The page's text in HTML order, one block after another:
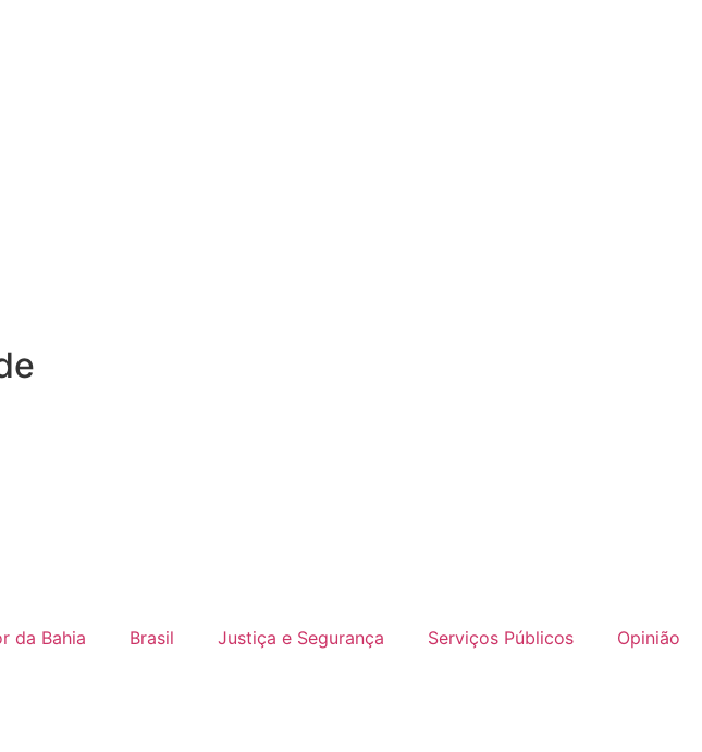
da Bahia Brasil Justiça e Segurança Serviços Públicos Opinião